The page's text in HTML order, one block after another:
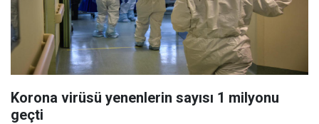
Korona virüsü yenenlerin sayısı 1 milyonu
geçti